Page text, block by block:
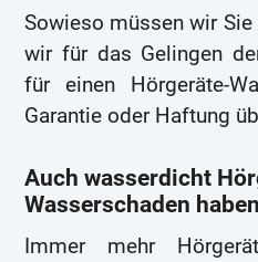
Sowieso müssen wir
wir für das Gelingen
für einen Hörgeräte-
Garantie oder Haftung
Auch wasserdicht
Wasserschaden haben
Immer mehr